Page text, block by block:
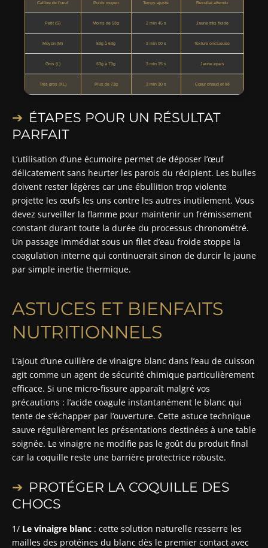
Calibre de l’œuf Poids moyen Temps ajusté Résultat attendu
Petit (S) Moins de 53g 2 min 45 s Jaune très fluide
Moyen (M) 53g à 63g 3 min 00 s Texture onctueuse
Gros (L) 63g à 73g 3 min 15 s Jaune épais
Très gros (XL) Plus de 73g 3 min 30 s Cœur chaud et lié
ÉTAPES POUR UN RÉSULTAT
PARFAIT
L’utilisation d’une écumoire permet de déposer l’œuf
délicatement sans heurter les parois du récipient. Les bulles
doivent rester légères car une ébullition trop violente
projette les œufs les uns contre les autres inutilement. Vous
devez surveiller la flamme pour maintenir un frémissement
constant durant toute la durée du processus chronométré.
Un passage immédiat sous un filet d’eau froide stoppe la
coagulation interne qui continuerait sinon de durcir le jaune
par simple inertie thermique.
ASTUCES ET BIENFAITS
NUTRITIONNELS
L’ajout d’une cuillère de vinaigre blanc dans l’eau de cuisson
agit comme un agent de sécurité chimique particulièrement
efficace. Si une micro-fissure apparaît malgré vos
précautions : l’acide coagule instantanément le blanc qui
tente de s’échapper par l’ouverture. Cette astuce technique
sauve régulièrement les présentations destinées à une table
soignée. Le vinaigre ne modifie pas le goût du produit final
car la coquille reste une barrière protectrice robuste.
PROTÉGER LA COQUILLE DES
CHOCS
1/ Le vinaigre blanc : cette solution naturelle resserre les
mailles des protéines du blanc dès le premier contact avec